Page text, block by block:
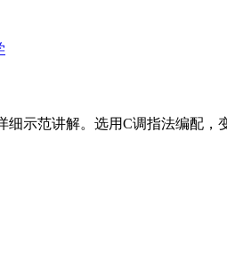
示范讲解。选用C调指法编配